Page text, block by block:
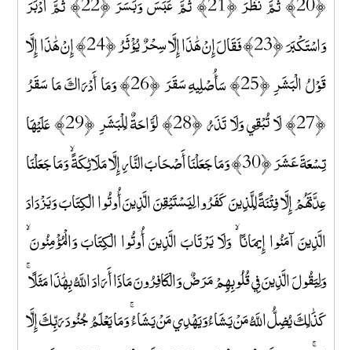
وَاسْتَكْبَرَ ﴿23﴾ فَقَالَ إِنْ هَٰذَا إِلَّا سِحْرٌ يُؤْثَرُ ﴿24﴾ إِنْ هَٰذَا إِلَّا
قَوْلُ الْبَشَرِ ﴿25﴾ سَأُصْلِيهِ سَقَرَ ﴿26﴾ وَمَا أَدْرَاكَ مَا سَقَرُ
﴿27﴾ لَا تُبْقِي وَلَا تَذَرُ ﴿28﴾ لَوَّاحَةٌ لِلْبَشَرِ ﴿29﴾ عَلَيْهَا
تِسْعَةَ عَشَرَ ﴿30﴾ وَمَا جَعَلْنَا أَصْحَابَ النَّارِ إِلَّا مَلَائِكَةً ۙ وَمَا جَعَلْنَا
عِدَّتَهُمْ إِلَّا فِتْنَةً لِلَّذِينَ كَفَرُوا لِيَسْتَيْقِنَ الَّذِينَ أُوتُوا الْكِتَابَ وَيَزْدَادَ
الَّذِينَ آمَنُوا إِيمَانًا ۙ وَلَا يَرْتَابَ الَّذِينَ أُوتُوا الْكِتَابَ وَالْمُؤْمِنُونَ ۙ
وَلِيَقُولَ الَّذِينَ فِي قُلُوبِهِمْ مَرَضٌ وَالْكَافِرُونَ مَاذَا أَرَادَ اللَّهُ بِهَٰذَا مَثَلًا ۚ
كَذَٰلِكَ يُضِلُّ اللَّهُ مَنْ يَشَاءُ وَيَهْدِي مَنْ يَشَاءُ ۚ وَمَا يَعْلَمُ جُنُودَ رَبِّكَ إِلَّا